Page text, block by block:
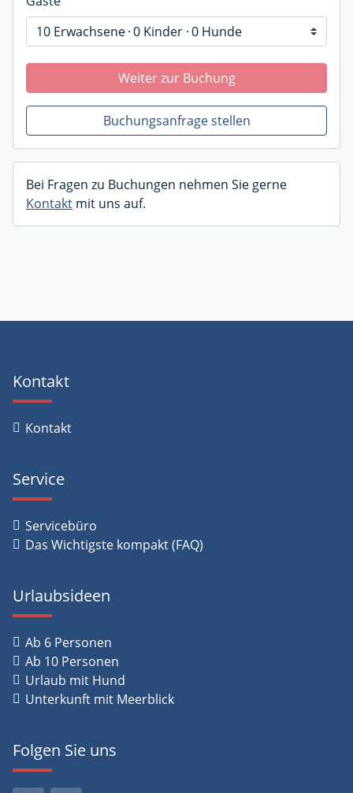
10 Erwachsene 0 Kinder 0 Hunde
Weiter zur Buchung
Buchungsanfrage stellen
Bei Fragen zu Buchungen nehmen Sie gerne
Kontakt mit uns auf.
Kontakt
Kontakt
Service
Servicebüro
Das Wichtigste kompakt (FAQ)
Urlaubsideen
Ab 6 Personen
Ab 10 Personen
Urlaub mit Hund
Unterkunft mit Meerblick
Folgen Sie uns